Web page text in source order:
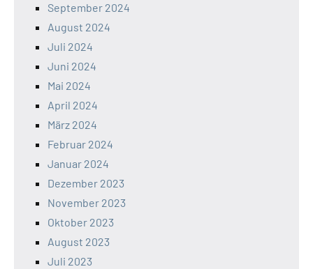
September 2024
August 2024
Juli 2024
Juni 2024
Mai 2024
April 2024
März 2024
Februar 2024
Januar 2024
Dezember 2023
November 2023
Oktober 2023
August 2023
Juli 2023